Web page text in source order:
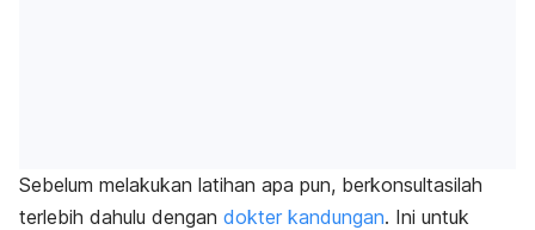
Sebelum melakukan latihan apa pun, berkonsultasilah
terlebih dahulu dengan dokter kandungan. Ini untuk